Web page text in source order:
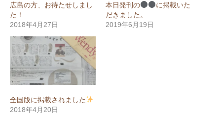
広島の方、お待たせしまし
た！
2018年4月27日
本日発刊の
に掲載いた
だきました。
2019年6月19日
全国版に掲載されました
2018年4月20日